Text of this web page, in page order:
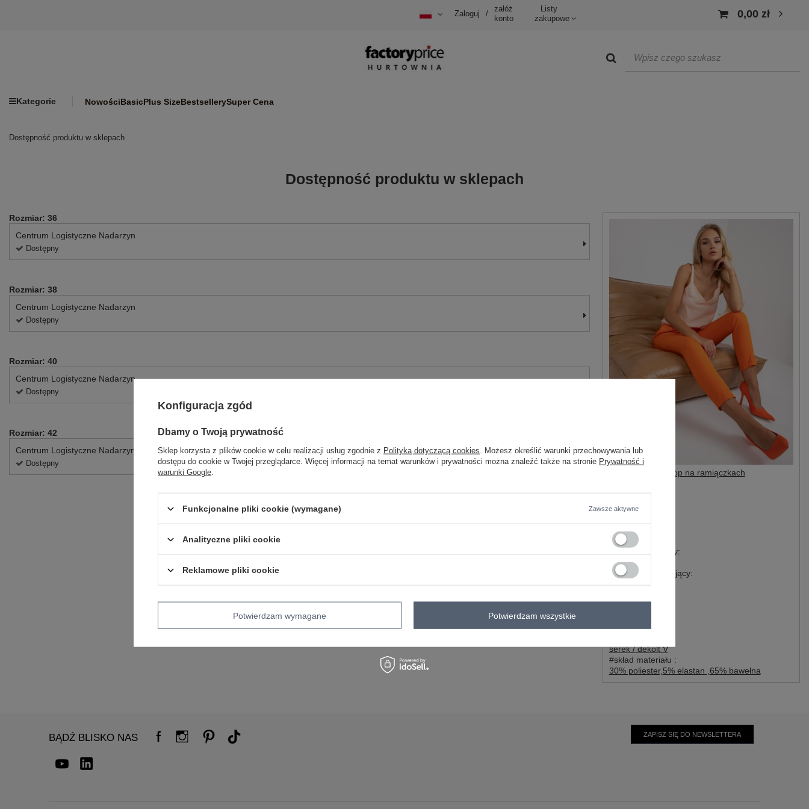
Zaloguj /
załóż
konto
Listy
zakupowe
0,00 zł
Kategorie NowościBasicPlus SizeBestsellerySuper Cena
Dostępność produktu w sklepach
Dostępność produktu w sklepach
Morelowy luźny top na ramiączkach
#Marka:
#styl:
casual
#wzór dominujący:
gładki
#materiał dominujący:
na ramiączkach
serek / dekolt V
#skład materiału :
30% poliester, 5% elastan 65% bawełna
Rozmiar: 36
Centrum Logistyczne Nadarzyn
Dostępny
Rozmiar: 38
Centrum Logistyczne Nadarzyn
Dostępny
Rozmiar: 40
Centrum Logistyczne Nadarzyn
Dostępny
Rozmiar: 42
Centrum Logistyczne Nadarzyn
Dostępny
BĄDŹ BLISKO NAS ZAPISZ SIĘ DO NEWSLETTERA
Konfiguracja zgód
Dbamy o Twoją prywatność
Sklep korzysta z plików cookie w celu realizacji usług zgodnie z Polityką dotyczącą cookies . Możesz określić warunki przechowywania lub
dostępu do cookie w Twojej przeglądarce. Więcej informacji na temat warunków i prywatności można znaleźć także na stronie Prywatność i
warunki Google
Funkcjonalne pliki cookie (wymagane) Zawsze aktywne
Analityczne pliki cookie
Reklamowe pliki cookie
Potwierdzam wymagane Potwierdzam wszystkie